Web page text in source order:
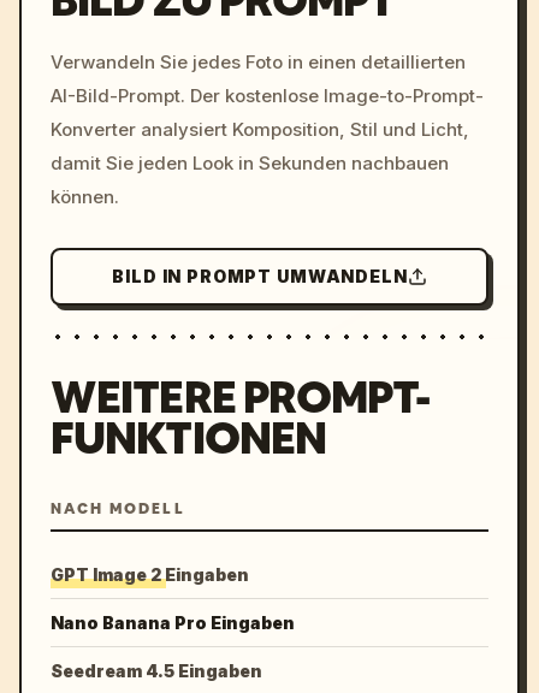
c, cyberpunk sunset, neon
colors, 8k --v 6.0
Verwandeln Sie jedes Foto in einen detaillierten
AI-Bild-Prompt. Der kostenlose Image-to-Prompt-
Konverter analysiert Komposition, Stil und Licht,
damit Sie jeden Look in Sekunden nachbauen
können.
BILD IN PROMPT UMWANDELN
WEITERE PROMPT-
FUNKTIONEN
NACH MODELL
GPT Image 2 Eingaben
Nano Banana Pro Eingaben
Seedream 4.5 Eingaben